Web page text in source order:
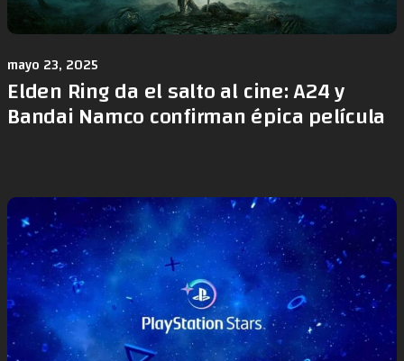
mayo 23, 2025
Elden Ring da el salto al cine: A24 y
Bandai Namco confirman épica película